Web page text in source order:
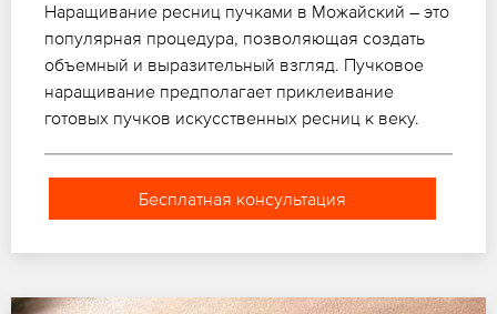
Наращивание ресниц пучками в Можайский – это
популярная процедура, позволяющая создать
объемный и выразительный взгляд. Пучковое
наращивание предполагает приклеивание
готовых пучков искусственных ресниц к веку.
Бесплатная консультация